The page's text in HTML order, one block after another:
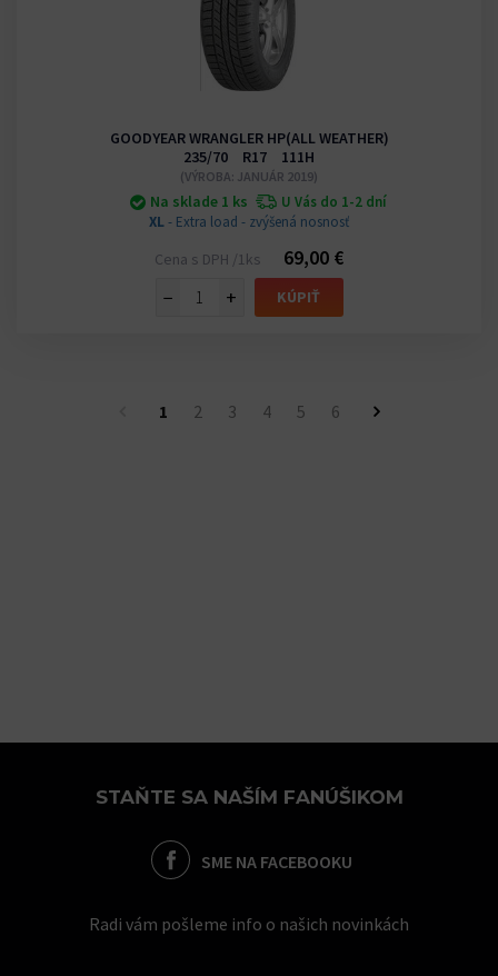
GOODYEAR WRANGLER HP(ALL WEATHER)
235/70 R17 111H
(VÝROBA: JANUÁR 2019)
Na sklade 1 ks
U Vás do 1-2 dní
XL- Extra load - zvýšená nosnosť
Cena s DPH /1ks
69,00 €
−
+ KÚPIŤ
1 2 3 4 5 6
STAŇTE SA NAŠÍM FANÚŠIKOM
SME NA FACEBOOKU
Radi vám pošleme info o našich novinkách